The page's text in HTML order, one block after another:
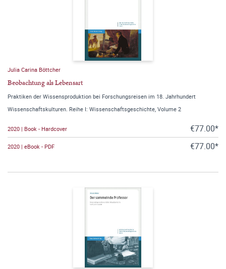
Julia Carina Böttcher
Beobachtung als Lebensart
Praktiken der Wissensproduktion bei Forschungsreisen im 18. Jahrhundert
Wissenschaftskulturen. Reihe I: Wissenschaftsgeschichte, Volume 2
2020 | Book - Hardcover €77.00*
2020 | eBook - PDF €77.00*